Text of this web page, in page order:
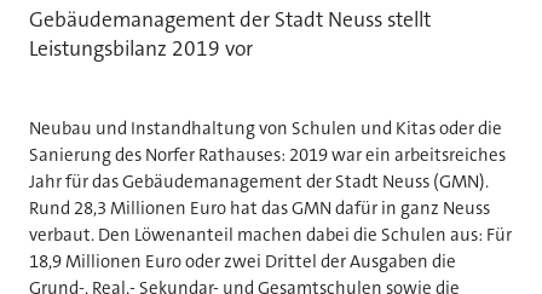
Gebäudemanagement der Stadt Neuss stellt
Leistungsbilanz 2019 vor
Neubau und Instandhaltung von Schulen und Kitas oder die
Sanierung des Norfer Rathauses: 2019 war ein arbeitsreiches
Jahr für das Gebäudemanagement der Stadt Neuss (GMN).
Rund 28,3 Millionen Euro hat das GMN dafür in ganz Neuss
verbaut. Den Löwenanteil machen dabei die Schulen aus: Für
18,9 Millionen Euro oder zwei Drittel der Ausgaben die
Grund-, Real,- Sekundar- und Gesamtschulen sowie die